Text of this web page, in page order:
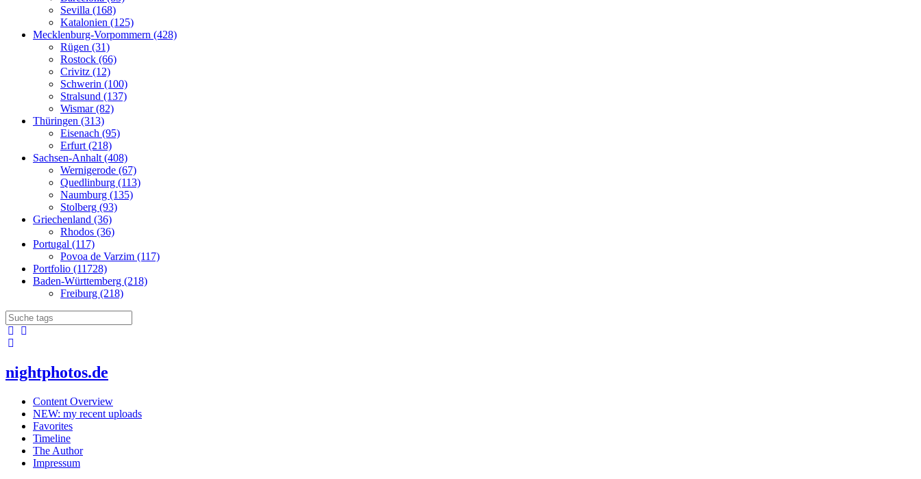
Sevilla (168)
Katalonien (125)
Mecklenburg-Vorpommern (428)
Rügen (31)
Rostock (66)
Crivitz (12)
Schwerin (100)
Stralsund (137)
Wismar (82)
Thüringen (313)
Eisenach (95)
Erfurt (218)
Sachsen-Anhalt (408)
Wernigerode (67)
Quedlinburg (113)
Naumburg (135)
Stolberg (93)
Griechenland (36)
Rhodos (36)
Portugal (117)
Povoa de Varzim (117)
Portfolio (11728)
Baden-Württemberg (218)
Freiburg (218)
nightphotos.de
Content Overview
NEW: my recent uploads
Favorites
Timeline
The Author
Impressum